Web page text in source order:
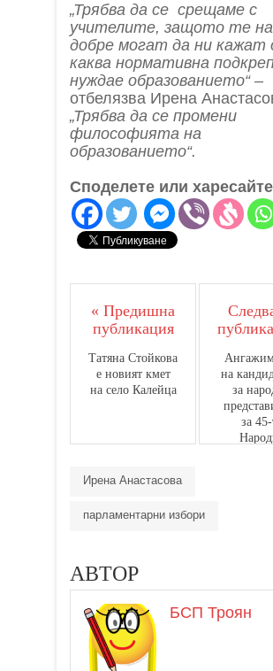
„Трябва да се срещаме с
учителите, защото те
добре могат да ни кажат
каква нормативна
нуждае образованието“–
отбелязва Ирена
„Трябва да се промени
философията на
образованието“.
Споделете или харесайте
« Предишна
публикация
Татяна Стойкова
е новият кмет
на село Калейца
на
за
за
Ирена Анастасова
парламентарни избори
АВТОР
БСП Троян